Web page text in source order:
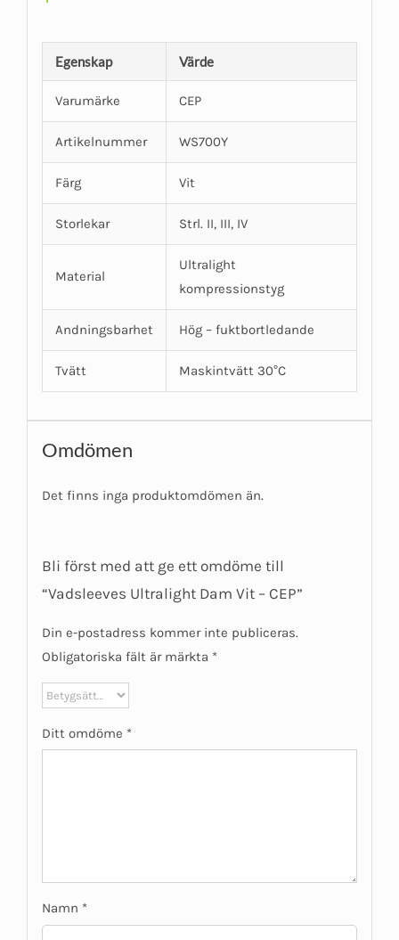
Egenskap Värde
Varumärke CEP
Artikelnummer WS700Y
Färg Vit
Storlekar Strl. II, III, IV
Material
Ultralight
kompressionstyg
Andningsbarhet Hög – fuktbortledande
Tvätt Maskintvätt 30°C
Omdömen
Det finns inga produktomdömen än.
Bli först med att ge ett omdöme till
“Vadsleeves Ultralight Dam Vit – CEP”
Din e-postadress kommer inte publiceras.
Obligatoriska fält är märkta *
Ditt omdöme *
Namn *